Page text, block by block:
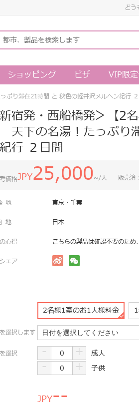
どう
ショッピング ビザ VIP限
り滞在21時間 と 秋色の軽井沢メルヘン紀行
宿発・西船橋発＞【2
下の名湯！たっぷり
行 ２日間
価格JPY25,000~/人 販売済
地 東京・千葉
地 日本
心得 こちらの製品は確認不要のた
ェア
2名様1室のお1人様料金
選択します 日付を選択してください
選択 - + 成人
- + 子供
JPY--